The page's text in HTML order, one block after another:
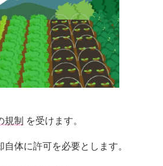
規制 を受けます。
体に許可を必要とします。